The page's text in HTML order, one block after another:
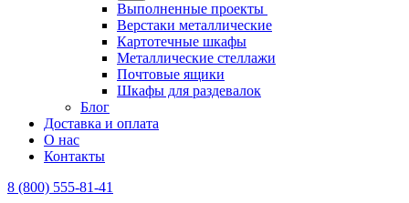
Выполненные проекты
Верстаки металлические
Картотечные шкафы
Металлические стеллажи
Почтовые ящики
Шкафы для раздевалок
Блог
Доставка и оплата
О нас
Контакты
8 (800) 555-81-41